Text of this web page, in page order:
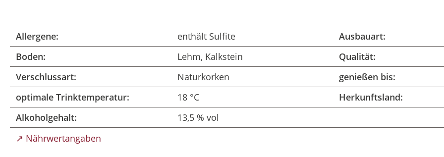
Allergene: enthält Sulfite
Ausbauart:
Boden:
Lehm, Kalkstein
Qualität:
Verschlussart:
Naturkorken
genießen bis:
optimale Trinktemperatur:
18 °C
Herkunftsland:
Alkoholgehalt:
13,5 % vol
↗ Nährwertangaben